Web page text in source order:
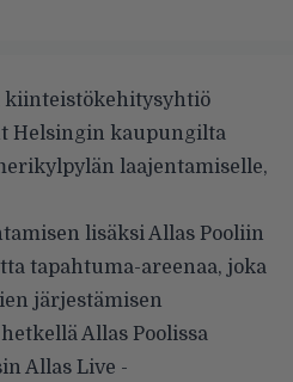
kiinteistökehitysyhtiö
Helsingin kaupungilta
laajentamiselle,
lisäksi Allas Pooliin
tapahtuma-areenaa, joka
järjestämisen
Allas Poolissa
Allas Live -